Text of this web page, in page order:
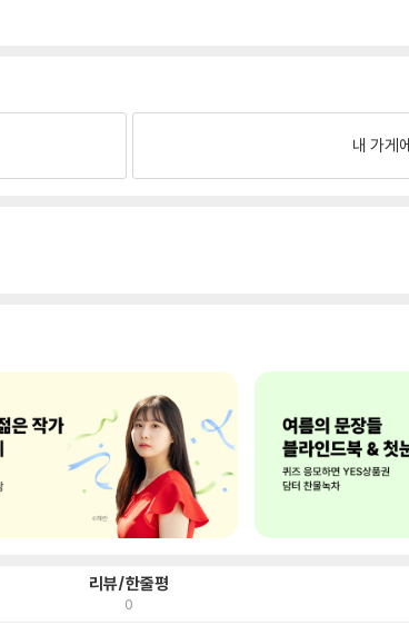
내 가게
리뷰/한줄평
0